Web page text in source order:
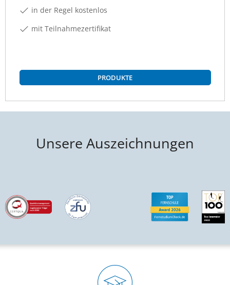
in der Regel kostenlos
mit Teilnahmezertifikat
PRODUKTE
Unsere Auszeichnungen